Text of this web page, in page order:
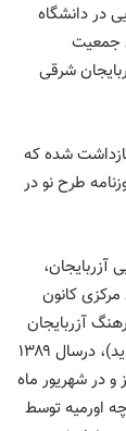
در دانشگاه
سیاسی جمعیت
شرقی
شده‌ که
طرح نو در
آزربایجان،
مرکزی کانون
آزربایجان
شناسی دانشگاه پیام نور (این کانون بلافاصله منحل گردید)، درسال ۱۳۸۹
در شهریور ماه
اورمیه توسط